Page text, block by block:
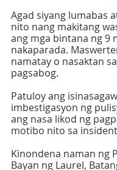
Agad siyang lumabas
nito nang makitang
ang mga bintana ng 9
nakaparada.
namatay o nasaktan
pagsabog.
Patuloy ang
imbestigasyon ng
ang nasa likod ng
motibo nito sa
Kinondena naman ng
Bayan ng Laurel,